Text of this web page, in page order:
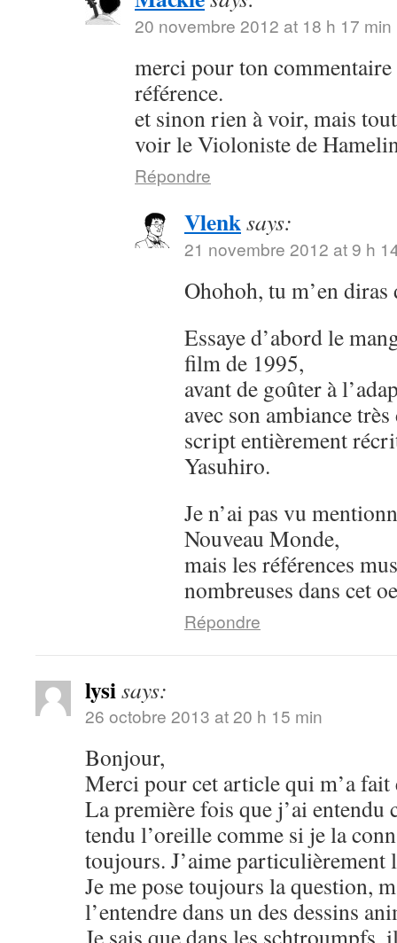
20 novembre 2012 at 18 h 17 min
merci pour ton
référence.
et sinon rien à voir, mais
voir le Violoniste de
Répondre
Vlenksays:
21 novembre 2012 at 9 h
Ohohoh, tu m’en
Essaye d’abord le
film de 1995,
avant de goûter à
avec son ambiance
script entièrement
Yasuhiro.
Je n’ai pas vu
Nouveau Monde,
mais les références
nombreuses dans cet
Répondre
lysisays:
26 octobre 2013 at 20 h 15 min
Bonjour,
Merci pour cet article qui m’a
La première fois que j’ai entendu
tendu l’oreille comme si je la
toujours. J’aime particulièrement
Je me pose toujours la question,
l’entendre dans un des dessins
Je sais que dans les schtroumpfs,